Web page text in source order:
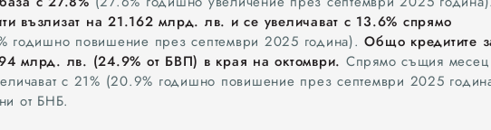
възлизат на 21.162 млрд. лв. и се увеличават с 13.6% спрямо
годишно повишение през септември 2025 година).Общо кредитите
млрд. лв. (24.9% от БВП) в края на октомври. Спрямо същия месец
с 21% (20.9% годишно повишение през септември 2025
от БНБ.